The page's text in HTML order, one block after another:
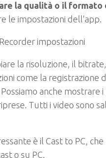
la qualità o il
le impostazioni dell’app.
la risoluzione, il
come la registrazione
anche mostrare i
Tutti i video sono
è il Cast to PC,
o su PC.